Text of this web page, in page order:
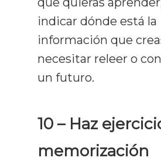
indicar dónde está la
información que
necesitar releer o
un futuro.
10 – Haz
memorización